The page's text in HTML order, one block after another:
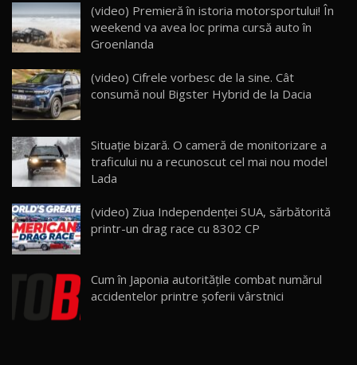
22
Noua Mazda 6e / Test Drive AutoBlog.MD
26:59
23
Lynk & Co 01 / Test Drive AutoBlog.MD
25:19
24
Van Electric Testat în Moldova / AutoBlog.MD
26:38
25
mai Exclusiv și Puternic Defender Testat în
Moldova
32:21
AutoBlog.MD
10:57
(video) Premieră în istoria motorsportului! În
weekend va avea loc prima cursă auto în
Groenlanda
(video) Cifrele vorbesc de la sine. Cât
consumă noul Bigster Hybrid de la Dacia
Situație bizară. O cameră de monitorizare a
traficului nu a recunoscut cel mai nou model
Lada
(video) Ziua Independenței SUA, sărbătorită
printr-un drag race cu 8302 CP
Cum în Japonia autorităţile combat numărul
accidentelor printre şoferii vârstnici